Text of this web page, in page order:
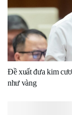
Đề xuất đưa kim
như vàng